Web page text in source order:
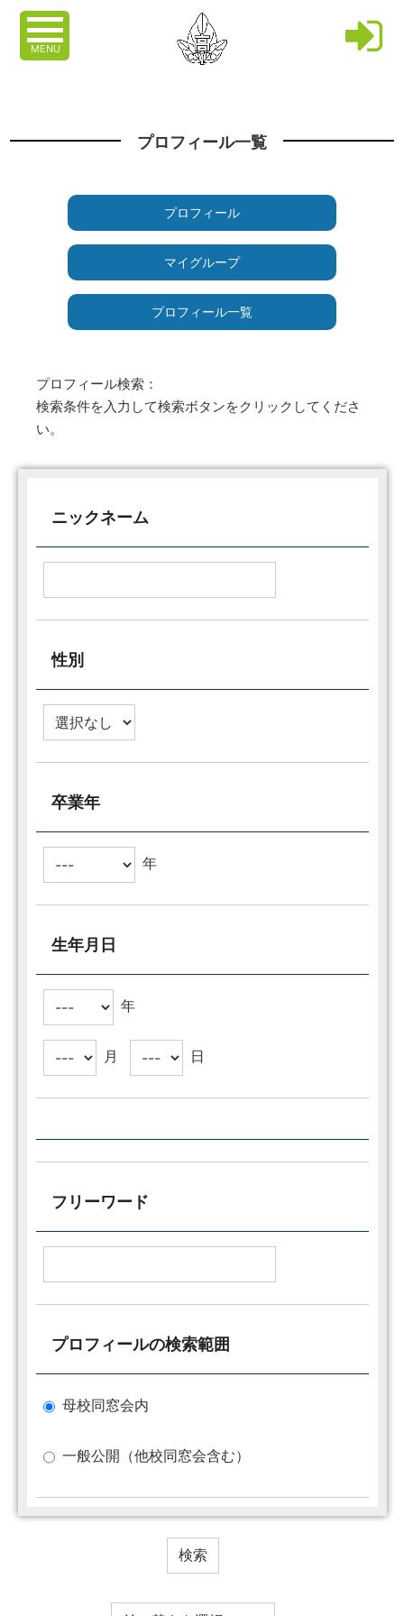
MENU
プロフィール一覧
プロフィール
マイグループ
プロフィール一覧
プロフィール検索：
検索条件を入力して検索ボタンをクリックしてくださ
い。
ニックネーム
性別
卒業年
年
生年月日
年
月 日
フリーワード
プロフィールの検索範囲
母校同窓会内
一般公開（他校同窓会含む）